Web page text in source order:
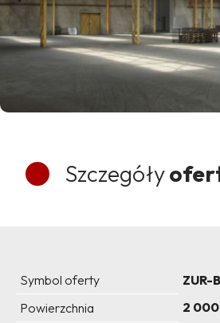
Szczegóły
Symbol oferty
ZUR-
Powierzchnia
2